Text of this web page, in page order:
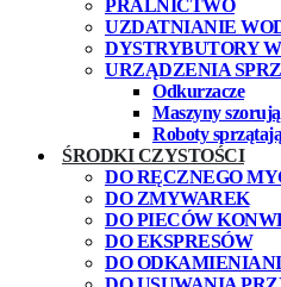
PRALNICTWO
UZDATNIANIE
DYSTRYBUTORY
URZĄDZENIA
Odkurzacze
Maszyny
Roboty
ŚRODKI CZYSTOŚCI
DO RĘCZNEGO
DO ZMYWAREK
DO PIECÓW
DO EKSPRESÓW
DO